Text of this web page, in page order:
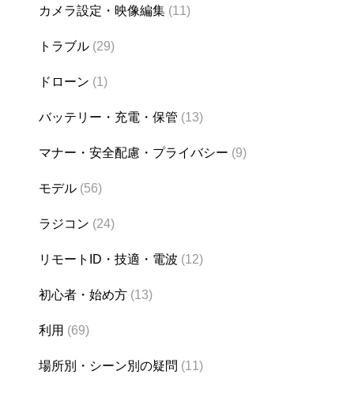
カメラ設定・映像編集 (11)
トラブル (29)
ドローン (1)
バッテリー・充電・保管 (13)
マナー・安全配慮・プライバシー (9)
モデル (56)
ラジコン (24)
リモートID・技適・電波 (12)
初心者・始め方 (13)
利用 (69)
場所別・シーン別の疑問 (11)